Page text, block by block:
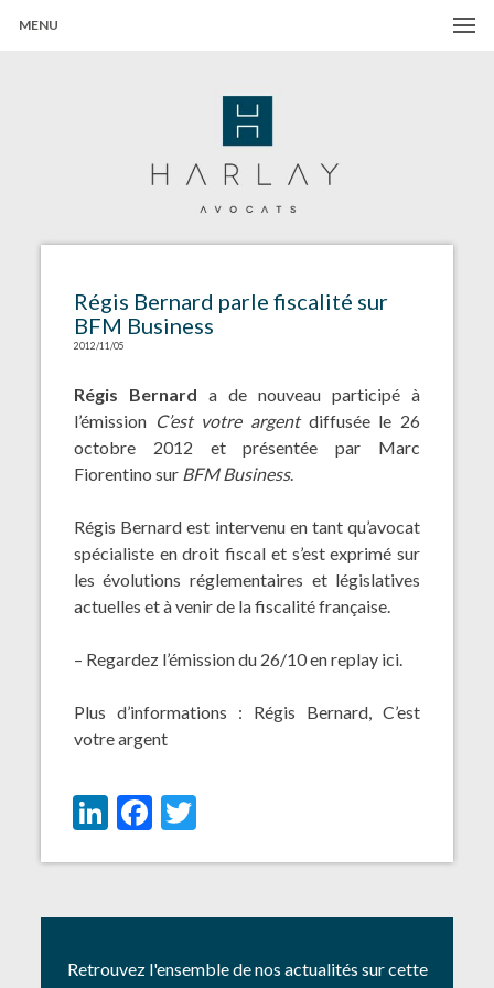
MENU
Régis Bernard parle fiscalité sur
BFM Business
2012/11/05
Régis Bernard a de nouveau participé à
l’émission C’est votre argentdiffusée le 26
octobre 2012 et présentée par Marc
Fiorentino sur BFM Business.
Régis Bernard est intervenu en tant qu’avocat
spécialiste en droit fiscal et s’est exprimé sur
les évolutions réglementaires et législatives
actuelles et à venir de la fiscalité française.
– Regardez l’émission du 26/10 en replay ici.
Plus d’informations : Régis Bernard,C’est
votre argent
LinkedIn
Facebook
Twitter
Retrouvez l'ensemble de nos actualités sur cette